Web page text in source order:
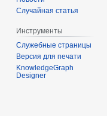
Случайная статья
Инструменты
Служебные страницы
Версия для печати
KnowledgeGraph
Designer